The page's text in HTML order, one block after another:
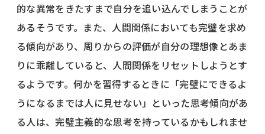
的な異常をきたすまで自分を追い込んでしまうことが
あるそうです。また、人間関係においても完璧を求め
る傾向があり、周りからの評価が自分の理想像とあま
りに乖離していると、人間関係をリセットしようとす
るようです。何かを習得するときに「完璧にできるよ
うになるまでは人に見せない」といった思考傾向があ
る人は、完璧主義的な思考を持っているかもしれませ